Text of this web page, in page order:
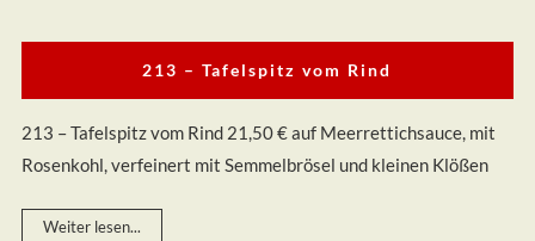
213 – Tafelspitz vom Rind
213 – Tafelspitz vom Rind 21,50 € auf Meerrettichsauce, mit
Rosenkohl, verfeinert mit Semmelbrösel und kleinen Klößen
Weiter lesen...